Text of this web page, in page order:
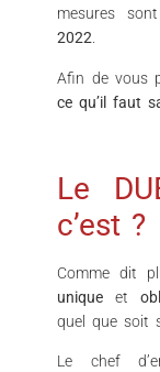
mesures
2022.
Afin de vous
ce qu’il faut
Le
c’est ?
Comme dit
unique et
quel que soit
Le chef